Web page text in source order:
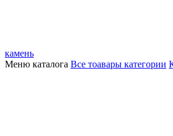
камень
Меню каталога Все тоавары категории